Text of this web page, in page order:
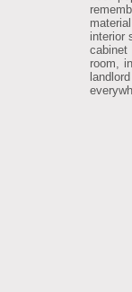
interior
room,